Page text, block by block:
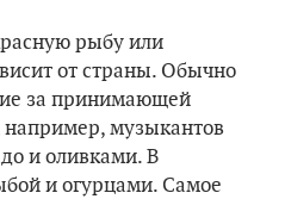
рыбу или
от страны. Обычно
за принимающей
например, музыкантов
и оливками. В
и огурцами. Самое